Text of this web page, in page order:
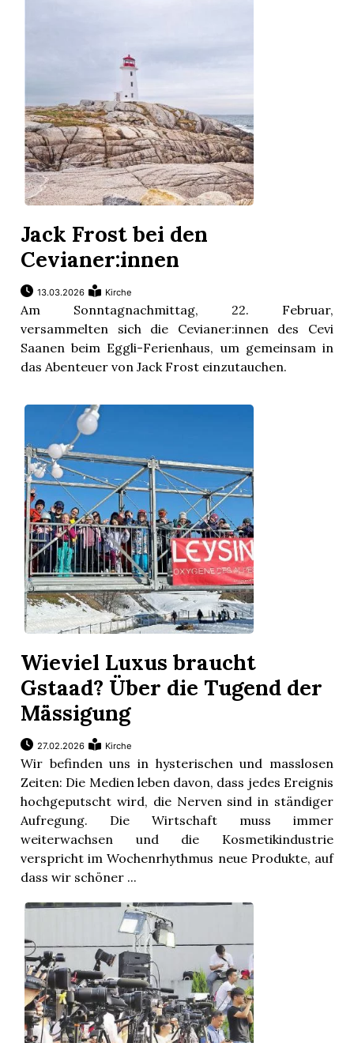
Jack Frost bei den
Cevianer:innen
13.03.2026 Kirche
Am Sonntagnachmittag, 22. Februar,
versammelten sich die Cevianer:innen des Cevi
Saanen beim Eggli-Ferienhaus, um gemeinsam in
das Abenteuer von Jack Frost einzutauchen.
Wieviel Luxus braucht
Gstaad? Über die Tugend der
Mässigung
27.02.2026 Kirche
Wir befinden uns in hysterischen und masslosen
Zeiten: Die Medien leben davon, dass jedes Ereignis
hochgeputscht wird, die Nerven sind in ständiger
Aufregung. Die Wirtschaft muss immer
weiterwachsen und die Kosmetikindustrie
verspricht im Wochenrhythmus neue Produkte, auf
dass wir schöner ...